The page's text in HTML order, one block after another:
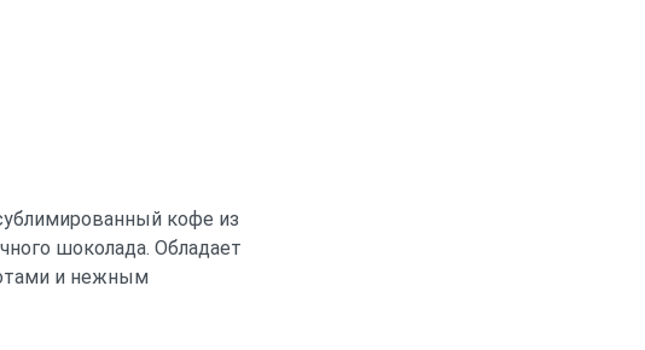
кофе из
шоколада. Обладает
и нежным